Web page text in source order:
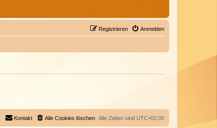
Anmelden
Registrieren
Alle Zeiten sind UTC+02:00
Alle Cookies löschen
Kontakt